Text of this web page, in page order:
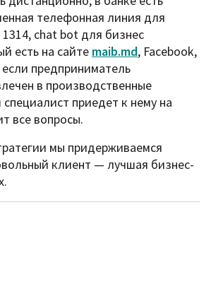
телефонная линия для
chat bot для бизнес
есть на сайте maib.md, Facebook,
предприниматель
в производственные
приедет к нему на
все вопросы.
мы придерживаемся
клиент — лучшая бизнес-